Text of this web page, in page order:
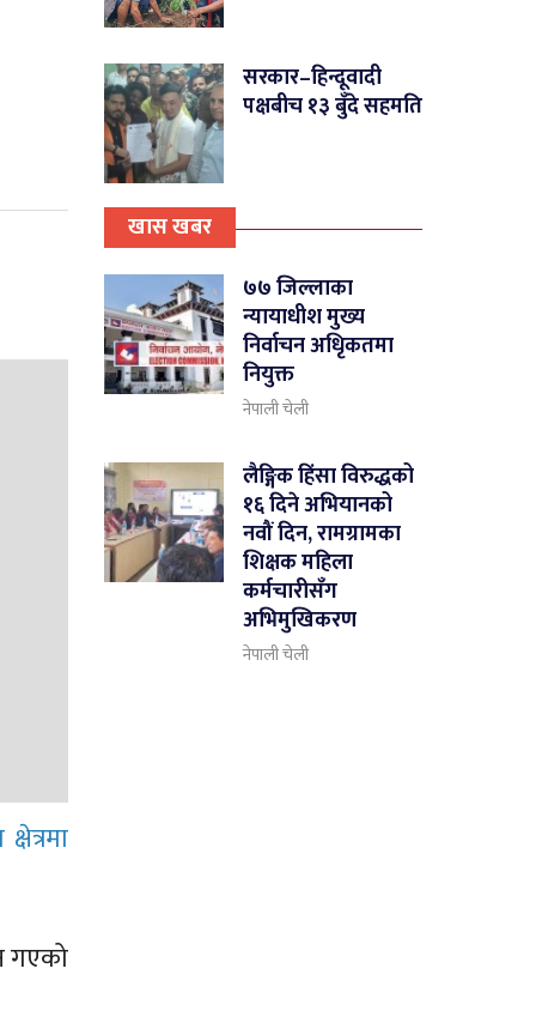
गएको
सरकार–हिन्दूवादी
पक्षबीच १३ बुँदे सहमति
खास खबर
७७ जिल्लाका
न्यायाधीश मुख्य
निर्वाचन अधिृकतमा
नियुक्त
नेपाली चेली
लैङ्गिक हिंसा विरुद्धको
१६ दिने अभियानको
नवौं दिन, रामग्रामका
शिक्षक महिला
कर्मचारीसँग
अभिमुखिकरण
नेपाली चेली